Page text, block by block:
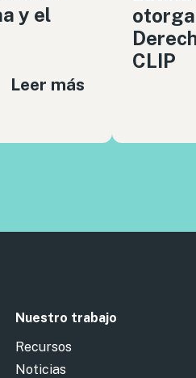
y el
Leer más
CLIP
Nuestro trabajo
Recursos
Noticias